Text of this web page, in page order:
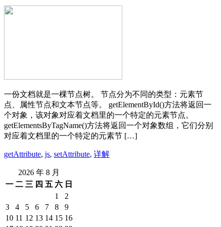
一份文档就是一棵节点树。 节点分为不同的类型：元素节
点、属性节点和文本节点等。 getElementById()方法将返回一
个对象，该对象对应着文档里的一个特定的元素节点。
getElementsByTagName()方法将返回一个对象数组，它们分别
对应着文档里的一个特定的元素节 […]
getAttribute, js, setAttribute, 详解
2026 年 8 月
一 二 三 四 五 六 日
1
2
3
4 5 6 7 8
9
10 11 12 13 14 15 16